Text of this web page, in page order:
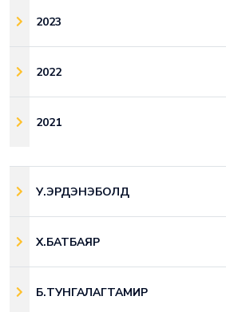
2023
2022
2021
У.ЭРДЭНЭБОЛД
Х.БАТБАЯР
Б.ТУНГАЛАГТАМИР